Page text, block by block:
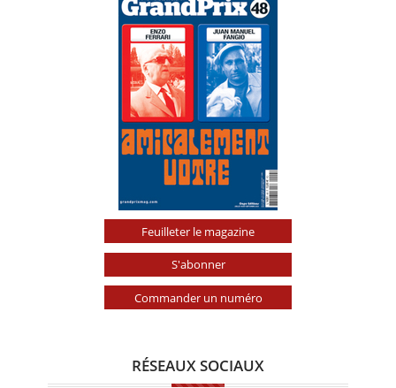
Feuilleter le magazine
S'abonner
Commander un numéro
RÉSEAUX SOCIAUX